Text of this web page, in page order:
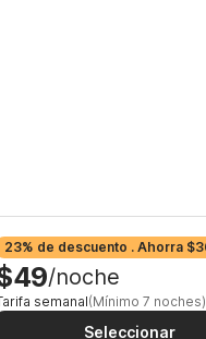
23% de descuento . Ahorra
/noche
semanal(Mínimo 7 noches)
Seleccionar